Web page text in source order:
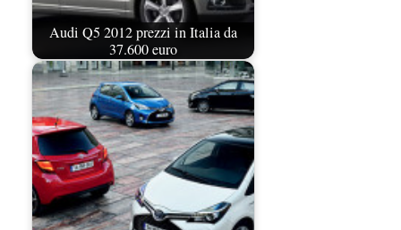
Audi Q5 2012 prezzi in Italia da
37.600 euro